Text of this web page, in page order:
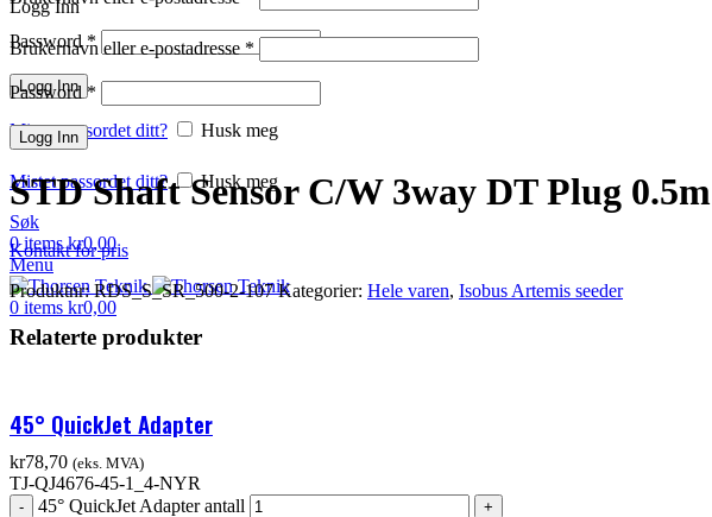
Password*
Logg Inn
Mistet passordet ditt? Husk meg
Logg Inn
Brukernavn eller e-postadresse *
Password*
Logg Inn
Mistet passordet ditt?
Husk meg
Søk
0items kr0,00
Menu
0 items kr0,00
Klikk for å forstørre
STD Shaft Sensor C/W 3way DT Plug 0.5m
Kontakt for pris
Produktnr:RDS_S_SR_500-2-107Kategorier: Hele varen, Isobus Artemis seeder
Relaterte produkter
45° QuickJet Adapter
kr78,70 (eks. MVA)
TJ-QJ4676-45-1_4-NYR
45° QuickJet Adapter antall